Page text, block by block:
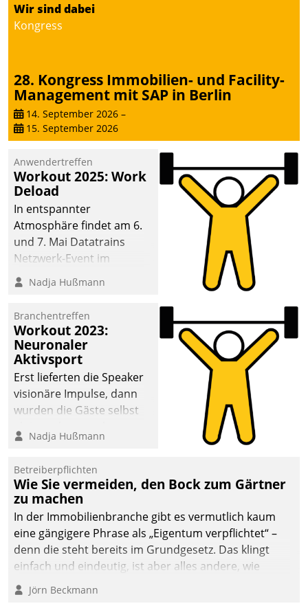
Wir sind dabei
Kongress
28. Kongress Immobilien- und Facility-
Management mit SAP in Berlin
14. September 2026 –
15. September 2026
Anwendertreffen
Workout 2025: Work
Deload
In entspannter
Atmosphäre findet am 6.
und 7. Mai Datatrains
Netzwerk-Event im
Kunden- und Partnerkreis
statt. Zentrale Frage: Wie
Mammutprojekte
meistern und Workloads
wuppen – bei zunehmend
anspruchsvollen
Aufgaben und
abnehmendem
Nadja Hußmann
Branchentreffen
Workout 2023:
Neuronaler
Aktivsport
Erst lieferten die Speaker
visionäre Impulse, dann
wurden die Gäste selbst
methodisch
Quartier. Dazwischen
zeigte Datatrain, was es
Neues zu bieten hat.
Nadja Hußmann
Betreiberpflichten
Wie Sie vermeiden, den Bock zum Gärtner
zu machen
In der Immobilienbranche gibt es vermutlich kaum
eine gängigere Phrase als „Eigentum verpflichtet“ –
denn die steht bereits im Grundgesetz. Das klingt
einfach und eindeutig, ist aber alles andere, wie
Branchenbeschäftigte wissen. Denn mit der
Verantwortung folgen Verpflichtungen.
Jörn Beckmann